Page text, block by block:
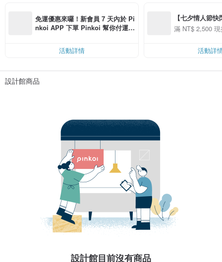
免運優惠來囉！新會員 7 天內於 Pi
nkoi APP 下單 Pinkoi 幫你付運
活動詳情
【七夕情人節
用 APP 購買任
00 現折 NT$100
滿 NT$ 2,500
活動詳
設計館商品
設計館目前沒有商品